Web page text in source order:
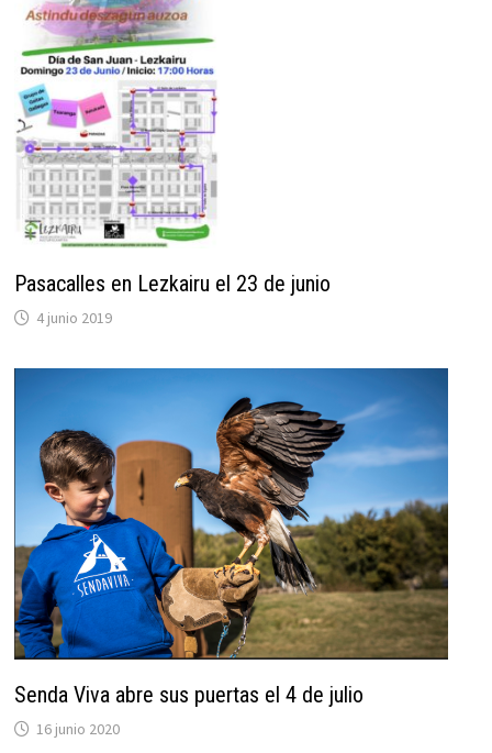
Pasacalles en Lezkairu el 23 de junio
4 junio 2019
Senda Viva abre sus puertas el 4 de julio
16 junio 2020